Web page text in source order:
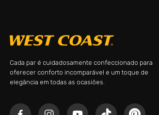
Cada par é cuidadosamente confeccionado para
oferecer conforto incomparável e um toque de
elegância em todas as ocasiões.